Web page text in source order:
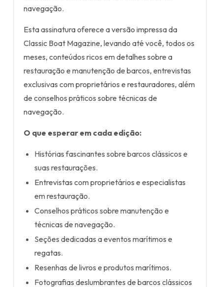
navegação.
Esta assinatura oferece a versão impressa da
Classic Boat Magazine, levando até você, todos os
meses, conteúdos ricos em detalhes sobre a
restauração e manutenção de barcos, entrevistas
exclusivas com proprietários e restauradores, além
de conselhos práticos sobre técnicas de
navegação.
O que esperar em cada edição:
Histórias fascinantes sobre barcos clássicos e
suas restaurações.
Entrevistas com proprietários e especialistas
em restauração.
Conselhos práticos sobre manutenção e
técnicas de navegação.
Seções dedicadas a eventos marítimos e
regatas.
Resenhas de livros e produtos marítimos.
Fotografias deslumbrantes de barcos clássicos